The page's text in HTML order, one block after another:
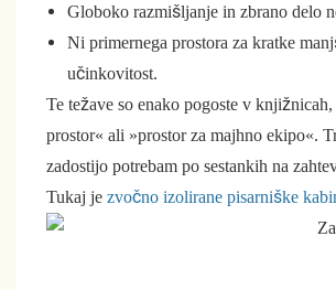
Globoko razmišljanje in zbrano delo
Ni primernega prostora za kratke
učinkovitost.
Te težave so enako pogoste v
prostor« ali »prostor za majhno ekipo«.
zadostijo potrebam po sestankih na
Tukaj je zvočno izolirane pisarniške